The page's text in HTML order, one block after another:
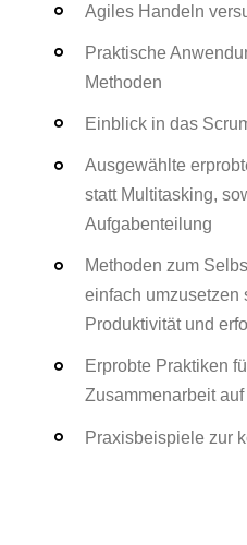
Agiles Handeln
Praktische
Methoden
Einblick in das
Ausgewählte
statt Multitasking,
Aufgabenteilung
Methoden zum
einfach umzusetzen
Produktivität und
Erprobte Praktiken
Zusammenarbeit
Praxisbeispiele zur